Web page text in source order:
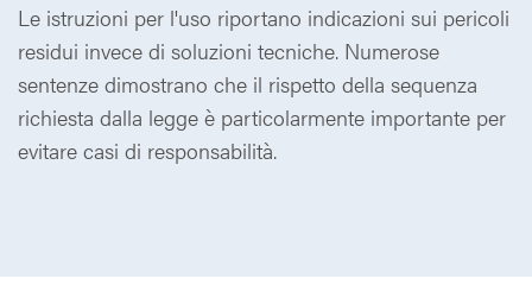
Le istruzioni per l'uso riportano indicazioni sui pericoli
residui invece di soluzioni tecniche. Numerose
sentenze dimostrano che il rispetto della sequenza
richiesta dalla legge è particolarmente importante per
evitare casi di responsabilità.